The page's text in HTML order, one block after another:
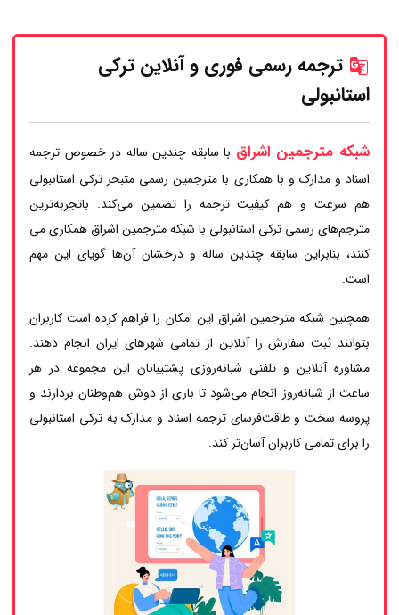
ترجمه رسمی فوری و آنلاین ترکی
استانبولی
شبکه مترجمین اشراق با سابقه چندین ساله در خصوص ترجمه
اسناد و مدارک و با همکاری با مترجمین رسمی متبحر ترکی استانبولی
هم سرعت و هم کیفیت ترجمه را تضمین می‌کند. باتجربه‌ترین
مترجم‌های رسمی ترکی استانبولی با شبکه مترجمین اشراق همکاری می
کنند، بنابراین سابقه چندین ساله و درخشان آن‌ها گویای این مهم
است.
همچنین شبکه مترجمین اشراق این امکان را فراهم کرده است کاربران
بتوانند ثبت سفارش را آنلاین از تمامی شهرهای ایران انجام دهند.
مشاوره آنلاین و تلفنی شبانه‌روزی پشتیبانان این مجموعه در هر
ساعت از شبانه‌روز انجام می‌شود تا باری از دوش هم‌وطنان بردارند و
پروسه سخت و طاقت‌فرسای ترجمه اسناد و مدارک به ترکی استانبولی
را برای تمامی کاربران آسان‌تر کند.